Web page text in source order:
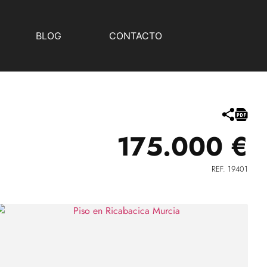
BLOG CONTACTO
175.000 €
REF. 19401